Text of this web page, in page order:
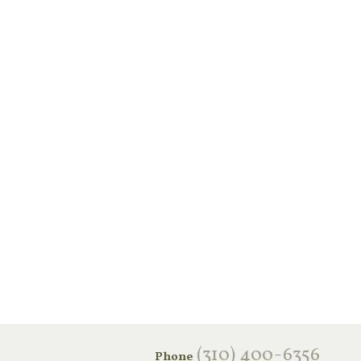
Phone ‪(310) 400-6356‬